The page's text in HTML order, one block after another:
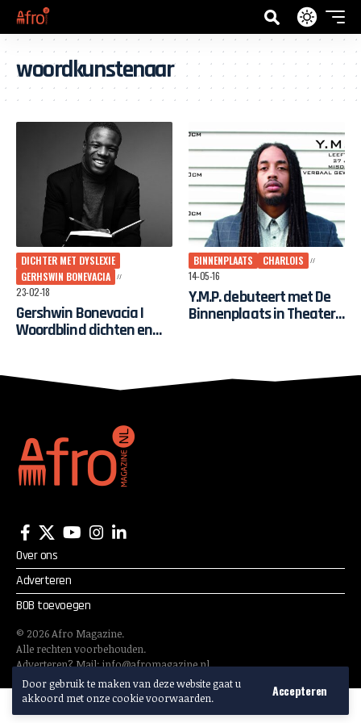
Door gebruik te maken van deze website gaat u
akkoord met onze cookie voorwaarden.
Accepteren
woordkunstenaar
DICHTER MET DYSLEXIE
GERHSWIN BONEVACIA
23-02-18
Gershwin Bonevacia I
Woordblind dichten en
BINNENPLAATS
CHARLOIS
14-05-16
Y.M.P. debuteert met De
Binnenplaats in Theater
Over ons
Adverteren
BOB toevoegen
© 2026Afro Magazine.
Alle rechten voorbehouden.
Adverteren? Mail:info@afromagazine.nl